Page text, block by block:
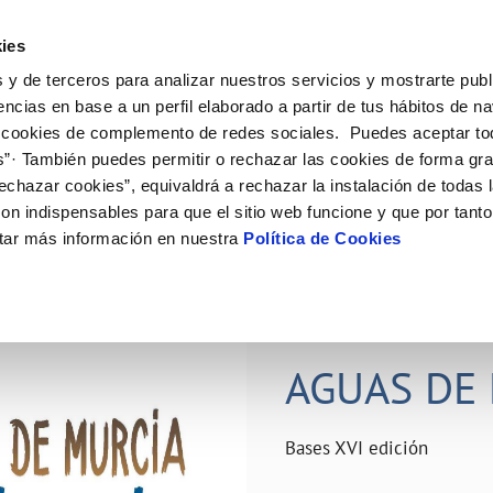
y de terceros para analizar nuestros servicios y mostrarte
en base a un perfil elaborado a partir de tus hábitos de
de complemento de redes sociales. Puedes aceptar
También puedes permitir o rechazar las cookies de forma
cookies”, equivaldrá a rechazar la instalación de todas
indispensables para que el sitio web funcione y que por
más información en nuestra Política de Cookies
de titular
de suministro
MODIFICACIÓN DE DATOS
Actualizar datos bancários
Actualizar datos de
VER TODAS LAS GESTIONES
Tu Servicio
AL CLIENTE
contacto
COMPROMISO DE SERVICIO
Carta de compromisos
Customer Counsel (Defensa del
Tu Agua
del agua
consumidor
CUIDADOS DEL AGUA
Consejos de ahorro
Depósitos comunitarios
comunitarios
Conócenos
DE GESTIÓN Y CERTIFICADOS
PERFIL DEL CONTRATANTE
Plataforma de contratación del
público
Licitaciones en curso
AGUAS
Bases XVI edición